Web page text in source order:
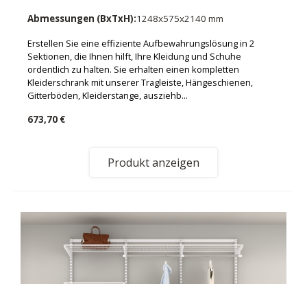
Abmessungen (BxTxH):1248x575x2140 mm
Erstellen Sie eine effiziente Aufbewahrungslösung in 2
Sektionen, die Ihnen hilft, Ihre Kleidung und Schuhe
ordentlich zu halten. Sie erhalten einen kompletten
Kleiderschrank mit unserer Tragleiste, Hängeschienen,
Gitterböden, Kleiderstange, ausziehb...
673,70 €
Produkt anzeigen